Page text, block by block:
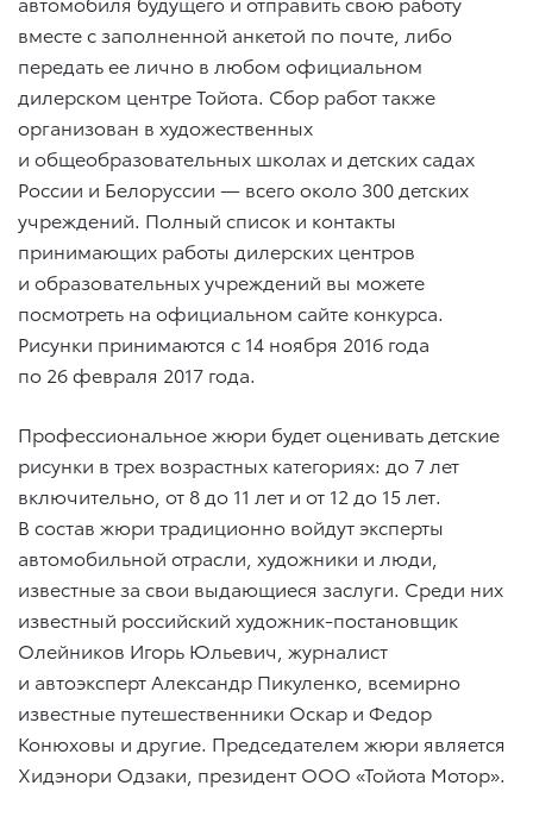
вместе с заполненной анкетой по почте, либо
передать ее лично в любом официальном
дилерском центре Тойота. Сбор работ также
организован в художественных
и общеобразовательных школах и детских садах
России и Белоруссии — всего около 300 детских
учреждений. Полный список и контакты
принимающих работы дилерских центров
и образовательных учреждений вы можете
посмотреть на официальном сайте конкурса.
Рисунки принимаются с 14 ноября 2016 года
по 26 февраля 2017 года.
Профессиональное жюри будет оценивать детские
рисунки в трех возрастных категориях: до 7 лет
включительно, от 8 до 11 лет и от 12 до 15 лет.
В состав жюри традиционно войдут эксперты
автомобильной отрасли, художники и люди,
известные за свои выдающиеся заслуги. Среди них
известный российский художник-постановщик
Олейников Игорь Юльевич, журналист
и автоэксперт Александр Пикуленко, всемирно
известные путешественники Оскар и Федор
Конюховы и другие. Председателем жюри является
Хидэнори Одзаки, президент ООО «Тойота Мотор».